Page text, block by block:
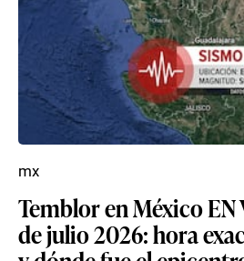
Temblor en México EN
de julio 2026: hora
mx